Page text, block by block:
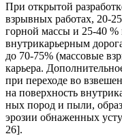
При открытой
взрывных работах, 20-
горной массы и 25-40 %
внутрикарьерным
до 70-75% (массовые
карьера.
при переходе во
на поверхность
ных пород и пыли,
эрозии обнаженных
26].